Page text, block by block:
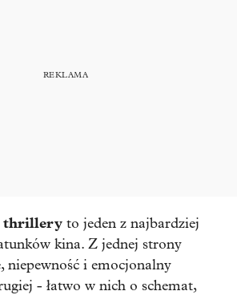
thrillery to jeden z najbardziej
kina. Z jednej strony
niepewność i emocjonalny
- łatwo w nich o schemat,